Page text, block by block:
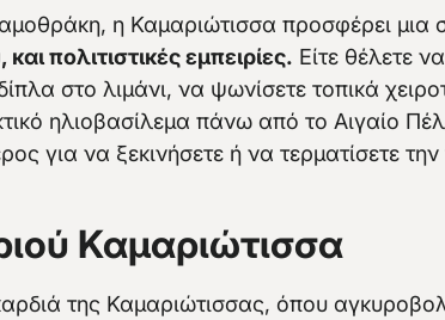
η Καμαριώτισσα προσφέρει μια
πολιτιστικές εμπειρίες. Είτε θέλετε να
στο λιμάνι, να ψωνίσετε τοπικά
ηλιοβασίλεμα πάνω από το Αιγαίο
για να ξεκινήσετε ή να τερματίσετε την
Καμαριώτισσα
της Καμαριώτισσας, όπου